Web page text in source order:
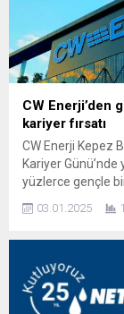
Ofisi Brokerı
oldu. Bu ödülü
Türkiye ve RE/MAX
Avrupa’da alan
olan Hasan Can,
hayalini kurduğum
CW Enerji’den
kariyer fırsatı
CW Enerji Kepez
Kariyer Günü’nde
yüzlerce gençle
CW Enerji Kepez
görüşmesi
Etkinlik boyunca
Enerji ekibi ile
03.01.2025